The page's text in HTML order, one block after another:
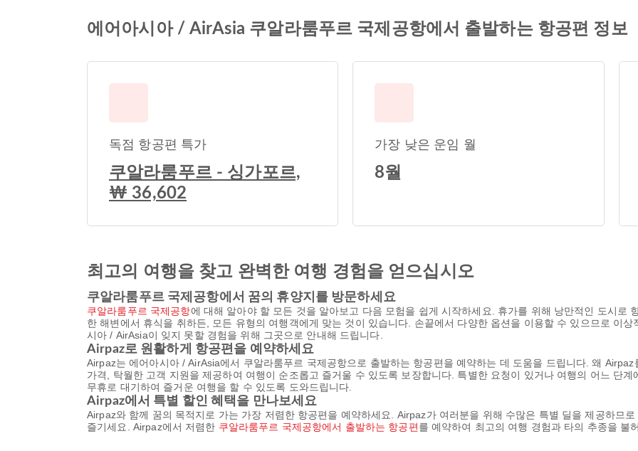
에어아시아 / AirAsia 쿠알라룸푸르 국제공항에서 출발하는 항공편 정보
독점 항공편 특가
쿠알라룸푸르 - 싱가포르,
₩ 36,602
가장 낮은 운임 월
8월
최고의 여행을 찾고 완벽한 여행 경험을 얻으십시오
쿠알라룸푸르 국제공항에서 꿈의 휴양지를 방문하세요
쿠알라룸푸르 국제공항에 대해 알아야 할 모든 것을 알아보고 다음 모험을 쉽게 시작하세요. 휴가를 위해 낭만적인 도시로
한 해변에서 휴식을 취하든, 모든 유형의 여행객에게 맞는 것이 있습니다. 손끝에서 다양한 옵션을 이용할 수 있으므로 이
시아 / AirAsia이 잊지 못할 경험을 위해 그곳으로 안내해 드립니다.
Airpaz로 원활하게 항공편을 예약하세요
Airpaz는 에어아시아 / AirAsia에서 쿠알라룸푸르 국제공항으로 출발하는 항공편을 예약하는 데 도움을 드립니다. 왜
가격, 탁월한 고객 지원을 제공하여 여행이 순조롭고 즐거울 수 있도록 보장합니다. 특별한 요청이 있거나 여행의 어느 단
무휴로 대기하여 즐거운 여행을 할 수 있도록 도와드립니다.
Airpaz에서 특별 할인 혜택을 만나보세요
Airpaz와 함께 꿈의 목적지로 가는 가장 저렴한 항공편을 예약하세요. Airpaz가 여러분을 위해 수많은 특별 딜을 제공하므
즐기세요. Airpaz에서 저렴한 쿠알라룸푸르 국제공항에서 출발하는 항공편를 예약하여 최고의 여행 경험과 타의 추종을 불